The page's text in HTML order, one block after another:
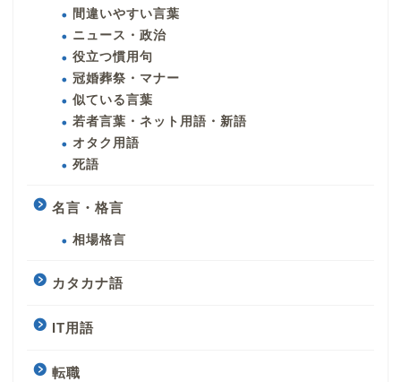
間違いやすい言葉
ニュース・政治
役立つ慣用句
冠婚葬祭・マナー
似ている言葉
若者言葉・ネット用語・新語
オタク用語
死語
名言・格言
相場格言
カタカナ語
IT用語
転職